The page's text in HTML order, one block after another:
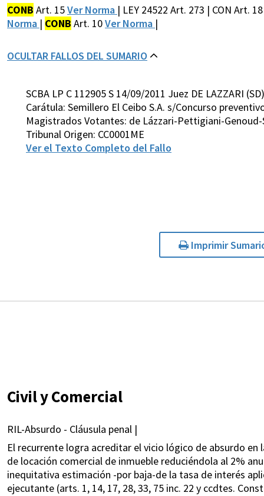
CONB Art. 15Ver Norma | LEY 24522 Art. 273 | CON Art.
Norma | CONB Art. 10Ver Norma |
OCULTAR FALLOS DEL SUMARIO
SCBA LP C 112905 S 14/09/2011 Juez DE LAZZARI (SD)
Carátula: Semillero El Ceibo S.A. s/Concurso
Magistrados Votantes: de Lázzari-Pettigiani-
Tribunal Origen: CC0001ME
Ver el Texto Completo del Fallo
Imprimir
Civil y Comercial
RIL-Absurdo - Cláusula penal |
El recurrente logra acreditar el vicio lógico de absurdo
de locación comercial de inmueble reduciéndola al 2%
inequitativa estimación -por baja-de la tasa de interés
ejecutante (arts. 1, 14, 17, 28, 33, 75 inc. 22 y ccdtes.